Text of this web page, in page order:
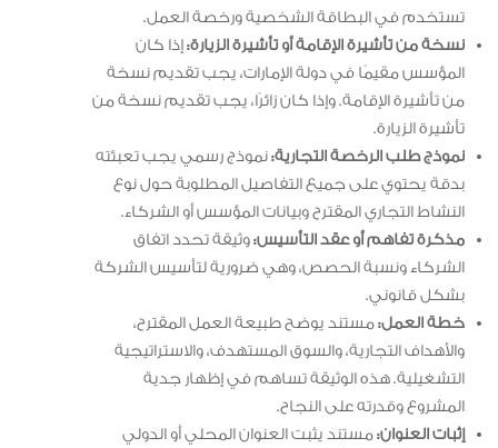
تستخدم في البطاقة الشخصية ورخصة العمل.
نسخة من تأشيرة الإقامة أو تأشيرة الزيارة:إذا كان
المؤسس مقيمًا في دولة الإمارات، يجب تقديم نسخة
من تأشيرة الإقامة. وإذا كان زائرًا، يجب تقديم نسخة من
تأشيرة الزيارة.
نموذج طلب الرخصة التجارية:نموذج رسمي يجب تعبئته
بدقة يحتوي على جميع التفاصيل المطلوبة حول نوع
النشاط التجاري المقترح وبيانات المؤسس أو الشركاء.
مذكرة تفاهم أو عقد التأسيس:وثيقة تحدد اتفاق
الشركاء ونسبة الحصص، وهي ضرورية لتأسيس الشركة
بشكل قانوني.
خطة العمل:مستند يوضح طبيعة العمل المقترح،
والأهداف التجارية، والسوق المستهدف، والاستراتيجية
التشغيلية. هذه الوثيقة تساهم في إظهار جدية
المشروع وقدرته على النجاح.
إثبات العنوان:مستند يثبت العنوان المحلي أو الدولي